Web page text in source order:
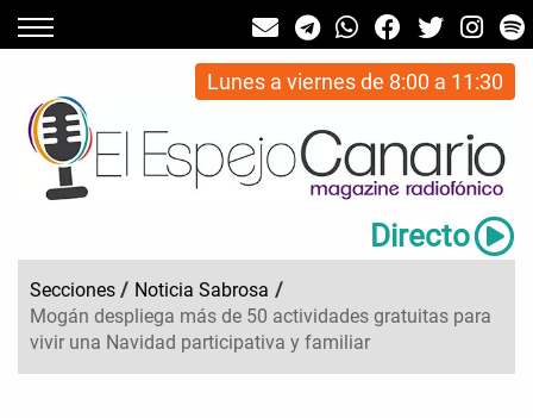
Lunes a viernes de 8:00 a 11:30
Directo
Secciones / Noticia Sabrosa /
Mogán despliega más de 50 actividades gratuitas para
vivir una Navidad participativa y familiar